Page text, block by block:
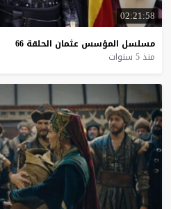
02:21:58
مسلسل المؤسس عثمان الحلقة 66
منذ 5 سنوات